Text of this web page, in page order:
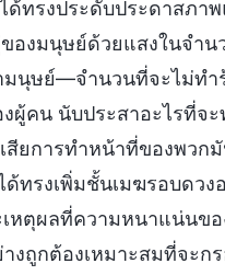
ด้ทรงประดับประดาสภา
องมนุษย์ด้วยแสงในจำน
มนุษย์—จำนวนที่จะไม่ทำ
ผู้คน นับประสาอะไรที่จะ
สียการทำหน้าที่ของพวก
ด้ทรงเพิ่มชั้นเมฆรอบดวง
หตุผลที่ความหนาแน่นขอ
งถูกต้องเหมาะสมที่จะก